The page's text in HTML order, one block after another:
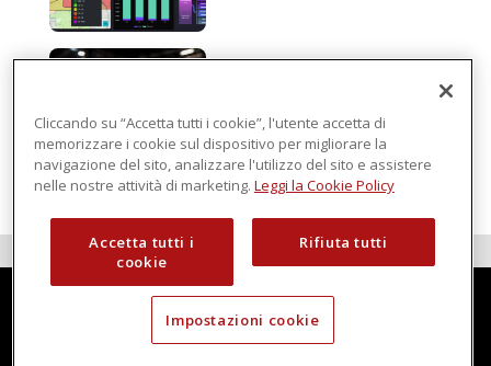
Regolamento macchine
Cliccando su “Accetta tutti i cookie”, l'utente accetta di
memorizzare i cookie sul dispositivo per migliorare la
navigazione del sito, analizzare l'utilizzo del sito e assistere
nelle nostre attività di marketing. Leggi la Cookie Policy
Accetta tutti i
cookie
Rifiuta tutti
Impostazioni cookie